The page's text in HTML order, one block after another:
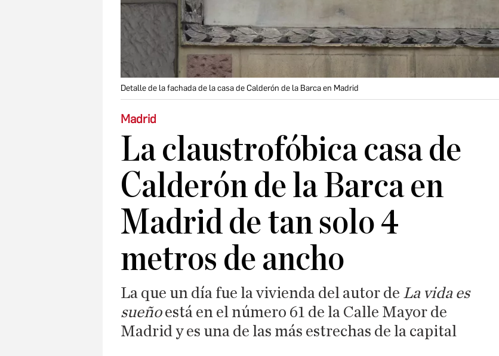
Detalle de la fachada de la casa de Calderón de la Barca en Madrid
Madrid
La claustrofóbica casa de
Calderón de la Barca en
Madrid de tan solo 4
metros de ancho
La que un día fue la vivienda del autor de La vida es
sueñoestá en el número 61 de la Calle Mayor de
Madrid y es una de las más estrechas de la capital